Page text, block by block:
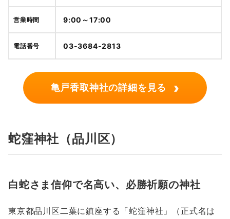
営業時間 9:00～17:00
電話番号 03-3684-2813
亀戸香取神社の詳細を見る ›
蛇窪神社 （品川区）
白蛇さま信仰で名高い、必勝祈願の神社
東京都品川区二葉に鎮座する「蛇窪神社」（正式名は